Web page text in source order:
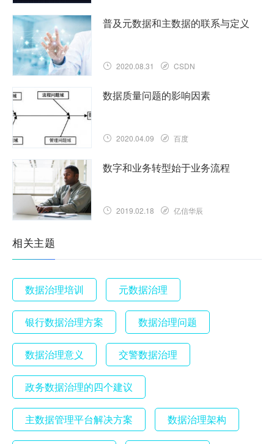
普及元数据和主数据的联系与定义
2020.08.31 CSDN
数据质量问题的影响因素
2020.04.09 百度
数字和业务转型始于业务流程
2019.02.18 亿信华辰
相关主题
数据治理培训 元数据治理
银行数据治理方案 数据治理问题
数据治理意义 交警数据治理
政务数据治理的四个建议
主数据管理平台解决方案 数据治理架构